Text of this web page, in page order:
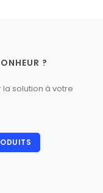
?
solution à votre